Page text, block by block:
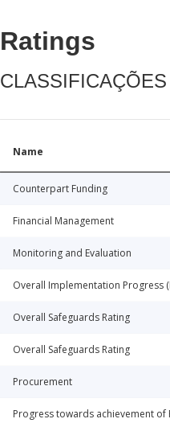
Ratings
Name
Counterpart Funding
Financial Management
Monitoring and Evaluation
Overall Implementation Progress
Overall Safeguards Rating
Overall Safeguards Rating
Procurement
Progress towards achievement of